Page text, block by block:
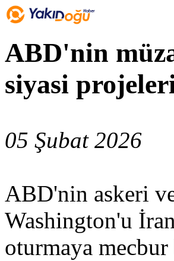
ABD'nin
siyasi
05 Şubat 2026
ABD'nin askeri ve
Washington'u
oturmaya mecbur